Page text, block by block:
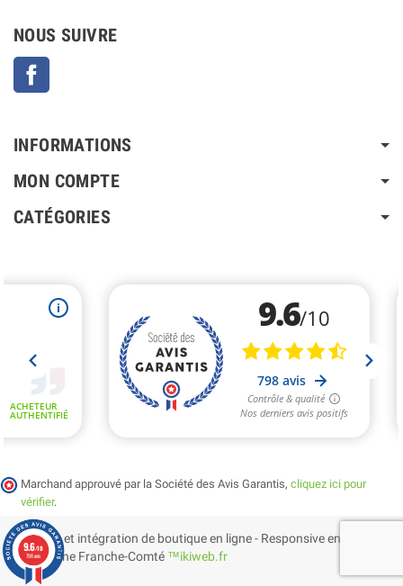
NOUS SUIVRE
INFORMATIONS
MON COMPTE
CATÉGORIES
Marchand approuvé par la Société des Avis Garantis, cliquez ici pour
vérifier.
Création et intégration de boutique en ligne - Responsive en
Bourgogne Franche-Comté ™ikiweb.fr
9.6/10
798 avis